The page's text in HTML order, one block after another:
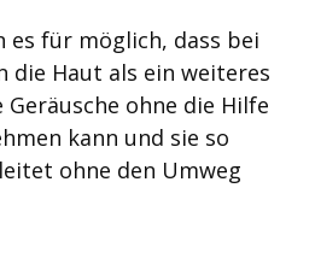
es für möglich, dass bei
die Haut als ein weiteres
Geräusche ohne die Hilfe
kann und sie so
ohne den Umweg